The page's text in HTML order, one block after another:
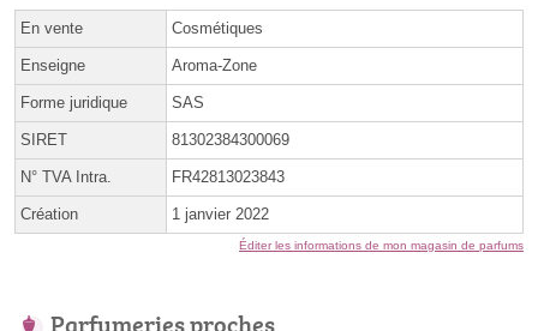
En vente Cosmétiques
Enseigne Aroma-Zone
Forme juridique SAS
SIRET 81302384300069
N° TVA Intra. FR42813023843
Création 1 janvier 2022
Éditer les informations de mon magasin de parfums
Parfumeries proches